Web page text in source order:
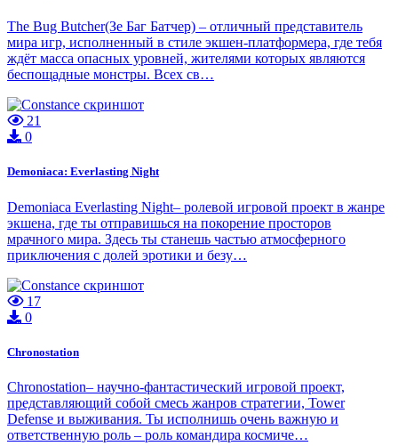
The Bug Butcher(Зе Баг Батчер) – отличный представитель
мира игр, исполненный в стиле экшен-платформера, где тебя
ждёт масса опасных уровней, жителями которых являются
беспощадные монстры. Всех св…
21
0
Demoniaca: Everlasting Night
Demoniaca Everlasting Night– ролевой игровой проект в жанре
экшена, где ты отправишься на покорение просторов
мрачного мира. Здесь ты станешь частью атмосферного
приключения с долей эротики и безу…
17
0
Chronostation
Chronostation– научно-фантастический игровой проект,
представляющий собой смесь жанров стратегии, Tower
Defense и выживания. Ты исполнишь очень важную и
ответственную роль – роль командира космиче…